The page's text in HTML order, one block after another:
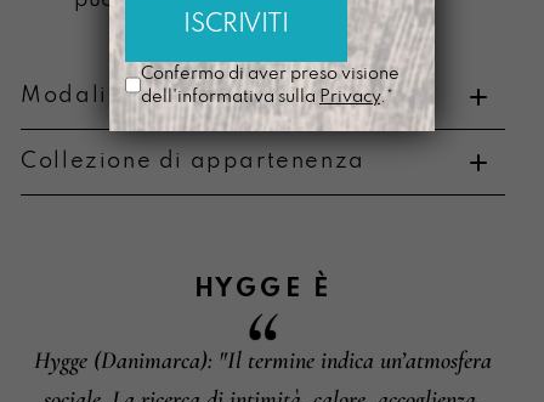
Modalità di pagamento e resi
Informazioni su cambi e resi
Collezione di appartenenza
HYGGE È
Hygge (Danimarca): "Il termine indica un’atmosfera
Confermo di aver preso visione
dell'informativa sulla Privacy.*